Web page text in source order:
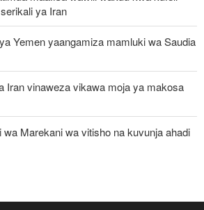
ya Iran
Yemen yaangamiza mamluki wa Saudia
Iran vinaweza vikawa moja ya makosa
Marekani wa vitisho na kuvunja ahadi